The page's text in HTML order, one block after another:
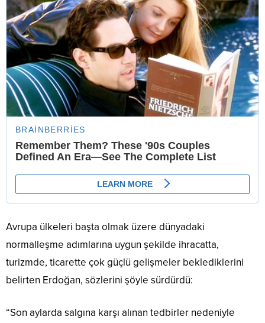
Avrupa ülkeleri başta olmak üzere dünyadaki
normalleşme adımlarına uygun şekilde ihracatta,
turizmde, ticarette çok güçlü gelişmeler beklediklerini
belirten Erdoğan, sözlerini şöyle sürdürdü:
“Son aylarda salgına karşı alınan tedbirler nedeniyle